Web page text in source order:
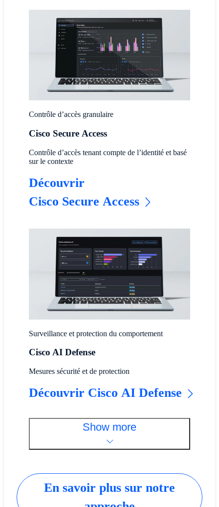
Contrôle d’accès granulaire
Cisco Secure Access
Contrôle d’accès tenant compte de l’identité et basé
sur le contexte
Découvrir
Cisco Secure Access
Surveillance et protection du comportement
Cisco AI Defense
Mesures sécurité et de protection
Découvrir Cisco AI Defense
Show more
En savoir plus sur notre